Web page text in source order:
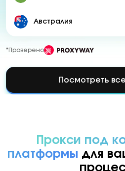
Австралия
*Проверено
Посмотреть
Прокси под
платформы для